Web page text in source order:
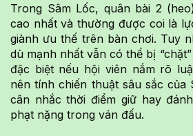
Trong Sâm Lốc, quân bài 2
cao nhất và thường được coi là
giành ưu thế trên bàn chơi. Tuy
dù mạnh nhất vẫn có thể bị
đặc biệt nếu hội viên nắm rõ
nên tính chiến thuật sâu sắc của
cân nhắc thời điểm giữ hay
phạt nặng trong ván đấu.